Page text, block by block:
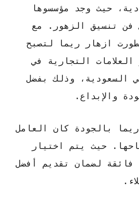
حيث وجد مؤسسوها
فن تنسيق الزهور. مع
ازهار ريما لتصبح
التجارية في
السعودية، وذلك بفضل
والإبداع.
بالجودة كان العامل
حيث يتم اختيار
فائقة لضمان تقديم أفضل